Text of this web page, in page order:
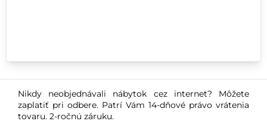
Nikdy neobjednávali nábytok cez internet? Môžete
zaplatiť pri odbere. Patrí Vám 14-dňové právo vrátenia
tovaru. 2-ročnú záruku.